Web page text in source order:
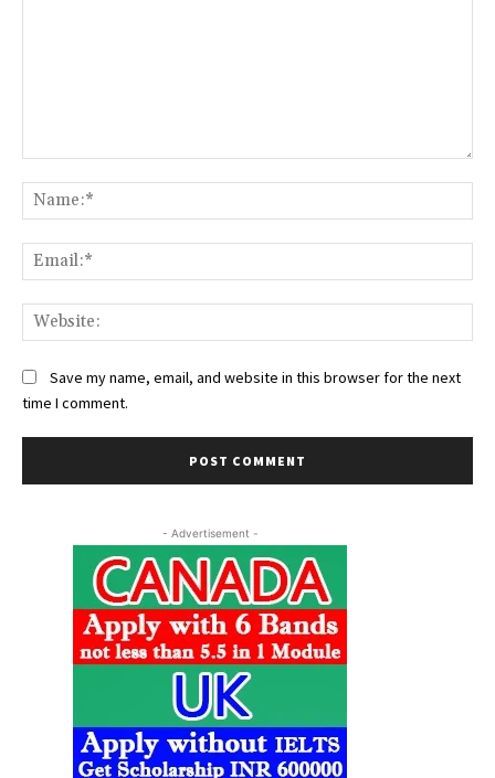
Save my name, email, and website in this browser for the next
time I comment.
- Advertisement -